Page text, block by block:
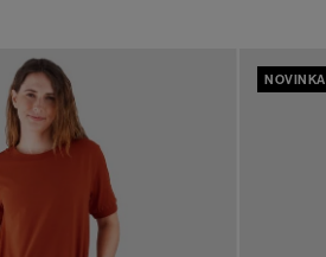
NOVINKA